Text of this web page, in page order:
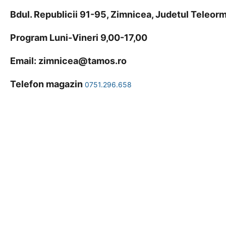
Bdul. Republicii 91-95, Zimnicea, Judetul
Program Luni-Vineri 9,00-17,00
Email: zimnicea@tamos.ro
Telefon magazin 0751.296.658